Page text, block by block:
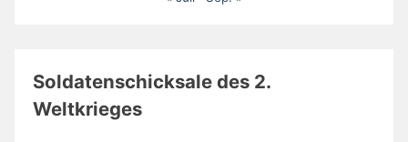
Soldatenschicksale des 2.
Weltkrieges